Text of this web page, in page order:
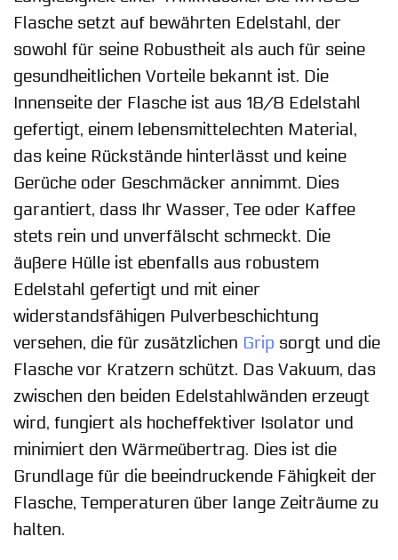
Flasche setzt auf bewährten Edelstahl, der
sowohl für seine Robustheit als auch für seine
gesundheitlichen Vorteile bekannt ist. Die
Innenseite der Flasche ist aus 18/8 Edelstahl
gefertigt, einem lebensmittelechten Material,
das keine Rückstände hinterlässt und keine
Gerüche oder Geschmäcker annimmt. Dies
garantiert, dass Ihr Wasser, Tee oder Kaffee
stets rein und unverfälscht schmeckt. Die
äußere Hülle ist ebenfalls aus robustem
Edelstahl gefertigt und mit einer
widerstandsfähigen Pulverbeschichtung
versehen, die für zusätzlichen Grip sorgt und die
Flasche vor Kratzern schützt. Das Vakuum, das
zwischen den beiden Edelstahlwänden erzeugt
wird, fungiert als hocheffektiver Isolator und
minimiert den Wärmeübertrag. Dies ist die
Grundlage für die beeindruckende Fähigkeit der
Flasche, Temperaturen über lange Zeiträume zu
halten.